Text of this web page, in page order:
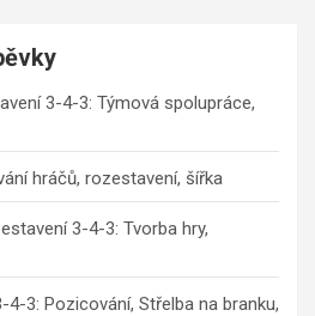
3-4-3: Týmová spolupráce,
hráčů, rozestavení, šířka
3-4-3: Tvorba hry,
3: Pozicování, Střelba na branku,